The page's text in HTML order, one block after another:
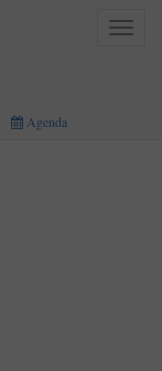
Toggle
Agenda